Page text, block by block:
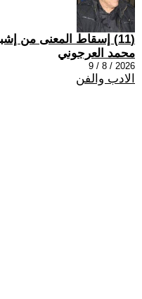
(11) إسقاط المعنى من إشباع النفس والمُنى
محمد العرجوني
2026 / 8 / 9
الادب والفن